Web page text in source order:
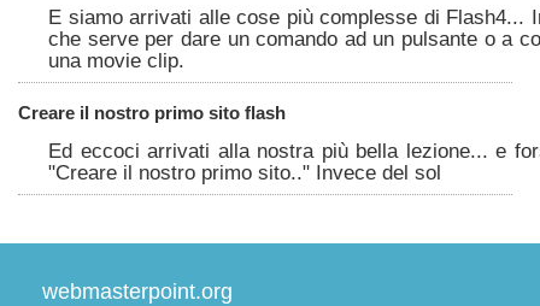
E siamo arrivati alle cose più complesse di Flash4...
che serve per dare un comando ad un pulsante o a
una movie clip.
Creare il nostro primo sito flash
Ed eccoci arrivati alla nostra più bella lezione... e
"Creare il nostro primo sito.." Invece del sol
webmasterpoint.org